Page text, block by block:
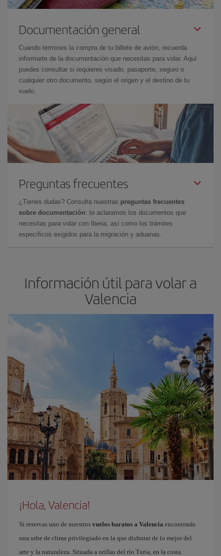
Documentación general
Cuando termines la compra de tu billete de avión, recuerda
informarte de la documentación que necesitas para volar. Aquí
puedes consultar si requieres visado, pasaporte, seguro o
cualquier otro documento, según el origen y el destino de tu
vuelo.
Preguntas frecuentes
¿Tienes dudas? Consulta nuestras preguntas frecuentes
sobre documentación: te aclaramos los documentos que
necesitas para volar con Iberia, así como los trámites
específicos exigidos para la migración y aduanas.
Información útil para volar a
Valencia
¡Hola, Valencia!
Si reservas uno de nuestros vuelos baratos a Valencia encontrarás
una urbe de clima privilegiado en la que disfrutar de lo mejor del
arte y la naturaleza. Situada a orillas del río Turia, en la costa